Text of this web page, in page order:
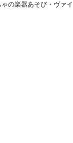
の楽器あそび・ヴァイ